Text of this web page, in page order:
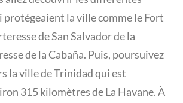
protégeaient la ville comme le Fort
de San Salvador de la
de la Cabaña. Puis, poursuivez
la ville de Trinidad qui est
315 kilomètres de La Havane. À